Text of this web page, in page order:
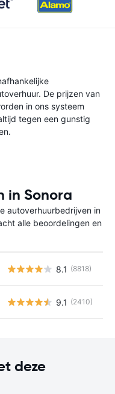
De prijzen van
in ons systeem
tegen een gunstig
in Sonora
autoverhuurbedrijven in
alle beoordelingen en
8.1 (8818)
9.1 (2410)
deze